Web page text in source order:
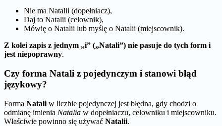
Nie ma Natalii (dopełniacz),
Daj to Natalii (celownik),
Mówię o Natalii lub myślę o Natalii (miejscownik).
Z kolei zapis z jednym „i” („Natali”) nie pasuje do tych form i
jest niepoprawny.
Czy forma Natali z pojedynczym i stanowi błąd
językowy?
Forma Natali w liczbie pojedynczej jest błędna, gdy chodzi o
odmianę imienia Natalia w dopełniaczu, celowniku i miejscowniku.
Właściwie powinno się używać Natalii.